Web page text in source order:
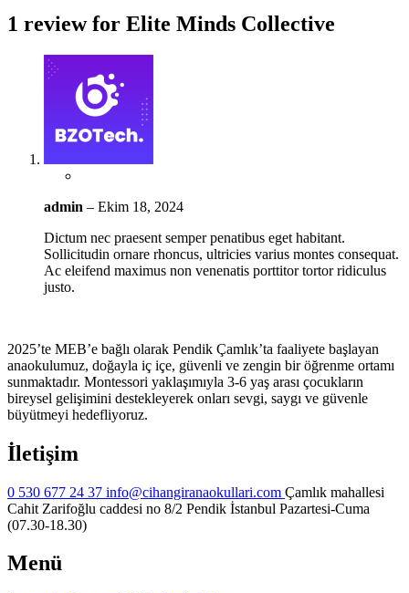
1 review for Elite Minds Collective
admin – Ekim 18, 2024
Dictum nec praesent semper penatibus eget habitant.
Sollicitudin ornare rhoncus, ultricies varius montes consequat.
Ac eleifend maximus non venenatis porttitor tortor ridiculus
justo.
2025’te MEB’e bağlı olarak Pendik Çamlık’ta faaliyete başlayan
anaokulumuz, doğayla iç içe, güvenli ve zengin bir öğrenme ortamı
sunmaktadır. Montessori yaklaşımıyla 3-6 yaş arası çocukların
bireysel gelişimini destekleyerek onları sevgi, saygı ve güvenle
büyütmeyi hedefliyoruz.
İletişim
0 530 677 24 37 info@cihangiranaokullari.com Çamlık mahallesi
Cahit Zarifoğlu caddesi no 8/2 Pendik İstanbul Pazartesi-Cuma
(07.30-18.30)
Menü